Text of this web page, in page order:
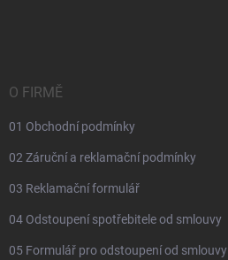
O FIRMĚ
01 Obchodní podmínky
02 Záruční a reklamační podmínky
03 Reklamační formulář
04 Odstoupení spotřebitele od smlouvy
05 Formulář pro odstoupení od smlouvy